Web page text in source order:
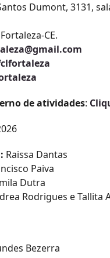
Dumont, 3131,
CE.
de atividades:
Raissa Dantas
Paiva
Dutra
Rodrigues e Tallita
Bezerra